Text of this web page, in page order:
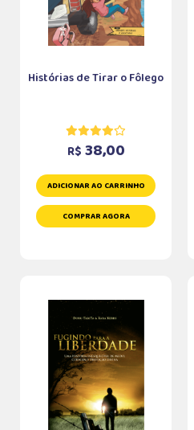
Histórias de Tirar o Fôlego
R$ 38,00
ADICIONAR AO CARRINHO
COMPRAR AGORA